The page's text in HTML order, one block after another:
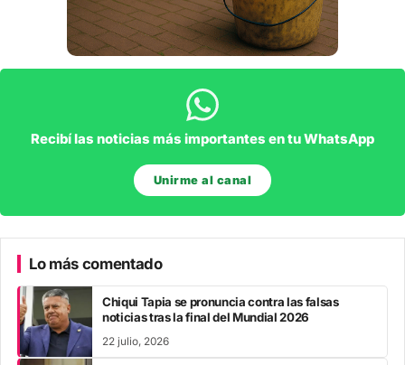
Recibí las noticias más importantes en tu WhatsApp
Unirme al canal
Lo más comentado
Chiqui Tapia se pronuncia contra las falsas
noticias tras la final del Mundial 2026
22 julio, 2026